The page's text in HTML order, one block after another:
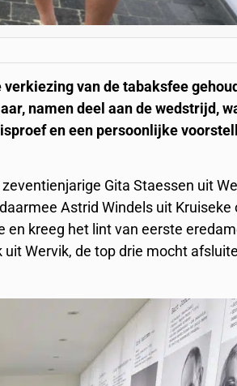
van de tabaksfee
namen deel aan de wedstrijd,
en een persoonlijke
Gita Staessen uit
Astrid Windels uit Kruiseke
kreeg het lint van eerste
Wervik, de top drie mocht